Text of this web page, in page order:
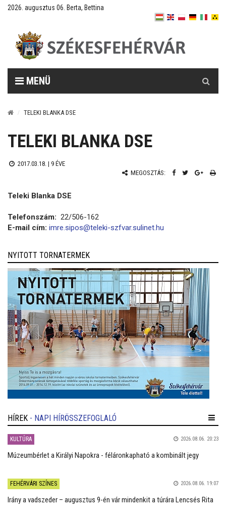
2026. augusztus 06. Berta, Bettina
MENÜ
TELEKI BLANKA DSE
TELEKI BLANKA DSE
2017.03.18. | 9 ÉVE
MEGOSZTÁS:
Teleki Blanka DSE
Telefonszám: 22/506-162
E-mail cím: imre.sipos@teleki-szfvar.sulinet.hu
NYITOTT TORNATERMEK
HÍREK - NAPI HÍRÖSSZEFOGLALÓ
KULTÚRA 2026.08.06. 20:23
Múzeumbérlet a Királyi Napokra - féláronkapható a kombinált jegy
FEHÉRVÁRI SZÍNES 2026.08.06. 19:07
Irány a vadszeder – augusztus 9-én vár mindenkit a túrára Lencsés Rita